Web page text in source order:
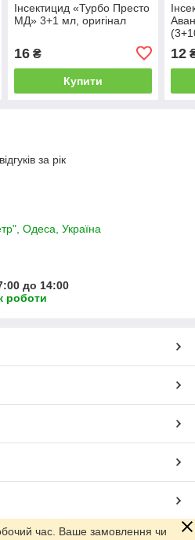
Інсектицид «Турбо Престо
МД» 3+1 мл, оригінал
16₴
Купити
12
за рік
Одеса, Україна
до 14:00
роботи
час. Ваше замовлення чи